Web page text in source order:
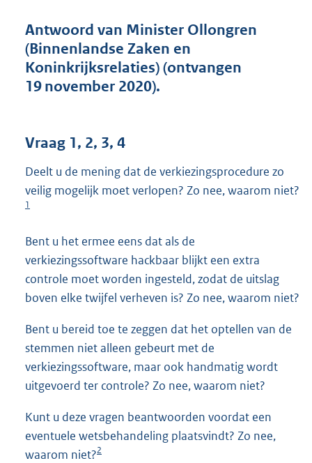
e
:
3
Antwoord van Minister Ollongren
(Binnenlandse Zaken en
Koninkrijksrelaties) (ontvangen
19 november 2020).
Vraag 1, 2, 3, 4
Deelt u de mening dat de verkiezingsprocedure zo
veilig mogelijk moet verlopen? Zo nee, waarom niet?
1
Bent u het ermee eens dat als de
verkiezingssoftware hackbaar blijkt een extra
controle moet worden ingesteld, zodat de uitslag
boven elke twijfel verheven is? Zo nee, waarom niet?
Bent u bereid toe te zeggen dat het optellen van de
stemmen niet alleen gebeurt met de
verkiezingssoftware, maar ook handmatig wordt
uitgevoerd ter controle? Zo nee, waarom niet?
Kunt u deze vragen beantwoorden voordat een
eventuele wetsbehandeling plaatsvindt? Zo nee,
waarom niet?2